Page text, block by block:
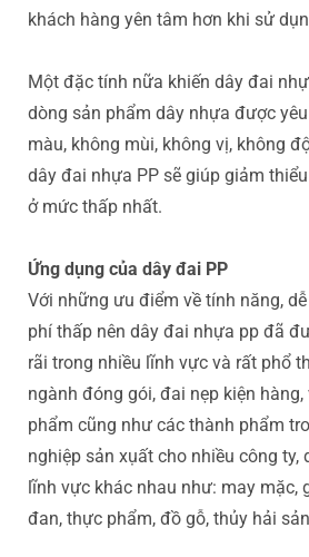
khách hàng yên tâm hơn khi sử
Một đặc tính nữa khiến dây đai
dòng sản phẩm dây nhựa được
màu, không mùi, không vị, không
dây đai nhựa PP sẽ giúp giảm
ở mức thấp nhất.
Ứng dụng của dây đai PP
Với những ưu điểm về tính năng,
phí thấp nên dây đai nhựa pp đã
rãi trong nhiều lĩnh vực và rất phổ
ngành đóng gói, đai nẹp kiện
phẩm cũng như các thành phẩm
nghiệp sản xụất cho nhiều công ty,
lĩnh vực khác nhau như: may mặc,
đan, thực phẩm, đồ gỗ, thủy hải